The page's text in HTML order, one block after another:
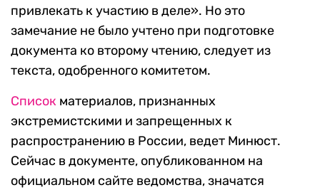
привлекать к участию в деле». Но это
замечание не было учтено при подготовке
документа ко второму чтению, следует из
текста, одобренного комитетом.
Список материалов, признанных
экстремистскими и запрещенных к
распространению в России, ведет Минюст.
Сейчас в документе, опубликованном на
официальном сайте ведомства, значатся